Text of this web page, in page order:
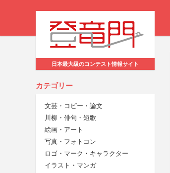
日本最大級のコンテスト情報サイト
カテゴリー
文芸・コピー・論文
川柳・俳句・短歌
絵画・アート
写真・フォトコン
ロゴ・マーク・キャラクター
イラスト・マンガ